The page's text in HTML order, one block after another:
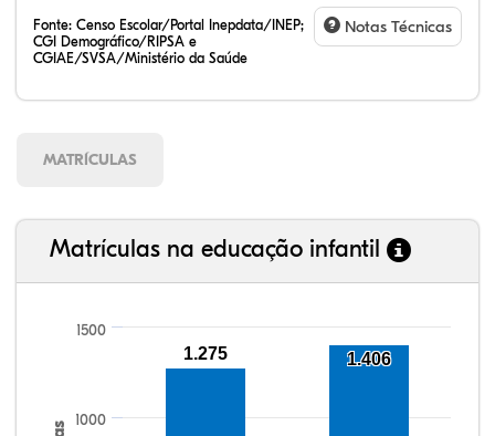
Fonte: Censo Escolar/Portal Inepdata/INEP;
CGI Demográfico/RIPSA e
CGIAE/SVSA/Ministério da Saúde
Notas Técnicas
MATRÍCULAS
Matrículas na educação infantil
1000
1500
1.275
1.406
100,00%